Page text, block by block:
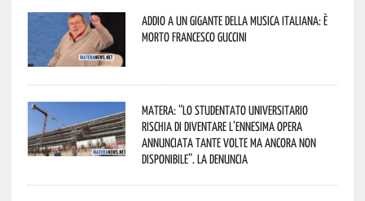
Addio a un gigante della musica italiana: è
morto Francesco Guccini
Matera: “Lo studentato universitario
rischia di diventare l’ennesima opera
annunciata tante volte ma ancora non
disponibile”. La denuncia